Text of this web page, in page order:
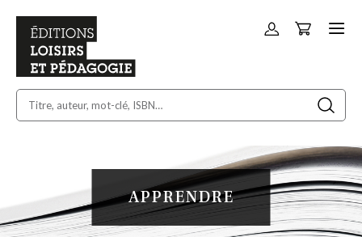
Allez
Panier
APPRENDRE